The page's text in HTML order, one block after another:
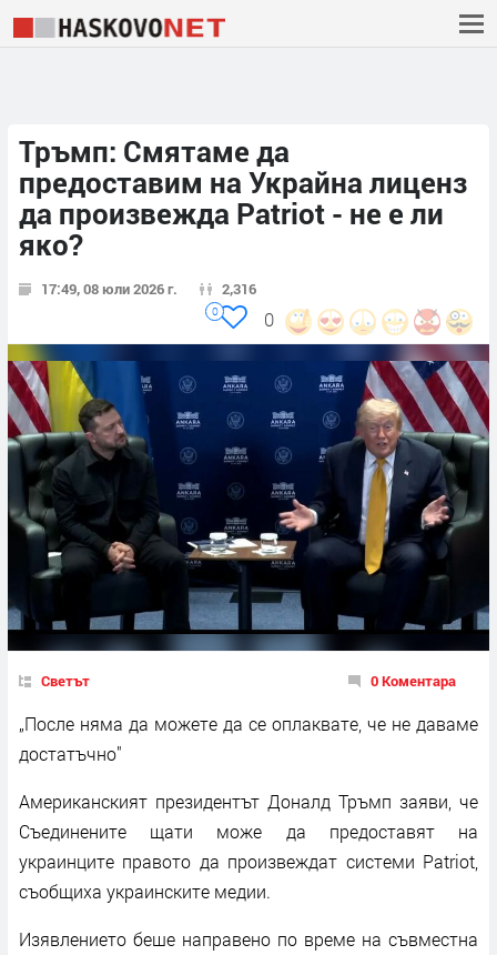
Тръмп: Смятаме да
предоставим на Украйна лиценз
да произвежда Patriot - не е ли
яко?
17:49, 08 юли 2026 г. 2,316
0
0
Светът 0 Коментара
„После няма да можете да се оплаквате, че не даваме
достатъчно"
Американският президентът Доналд Тръмп заяви, че
Съединените щати може да предоставят на
украинците правото да произвеждат системи Patriot,
съобщиха украинските медии.
Изявлението беше направено по време на съвместна